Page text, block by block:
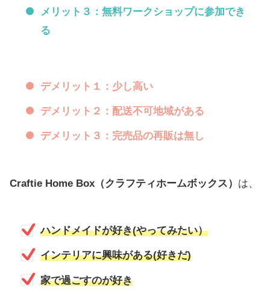
メリット３：無料ワークショップに参加でき
る
デメリット１：少し高い
デメリット２：配送不可地域がある
デメリット３：完売品の再販は無し
Craftie Home Box（クラフティホームボックス） は、
ハンドメイドが好き(やってみたい）
インテリアに興味がある(好きだ)
家で過ごすのが好き